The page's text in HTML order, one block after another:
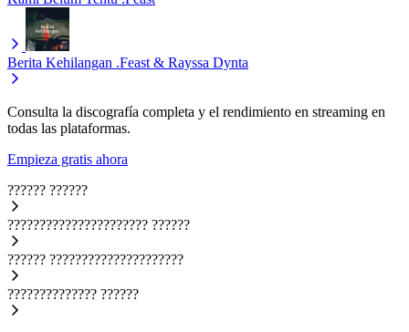
Berita Kehilangan .Feast & Rayssa Dynta
Consulta la discografía completa y el rendimiento en streaming en
todas las plataformas.
Empieza gratis ahora
?????? ??????
?????????????????????? ??????
?????? ?????????????????????
?????????????? ??????